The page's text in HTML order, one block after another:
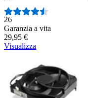
Numero di recensioni:
26
Garanzia a vita
29,95 €
Visualizza